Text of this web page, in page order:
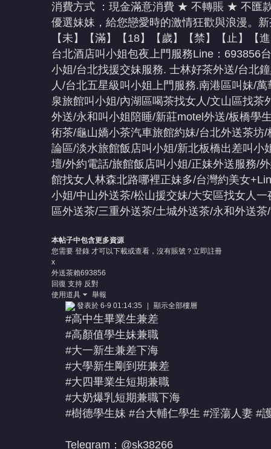
消費方式 ：現金滿意消費 ★ 不轉賬 ★ 不匯
優選妹妹，給您戀愛時的激情狂歡與浪漫。
【未】【滿】【18】【歲】【禁】【止】【
台北酒店叫小姐包夜上門服務Line：693856
小姐/台北找援交妹服務. 士林好茶外送/台北
人/台北五星級叫小姐上門服務.南港區叫妹/
泉旅館叫小姐/內湖區喝茶找女人/文山區找
外送/永和叫小姐陪睡/新莊motel外送/板橋學
術茶/龜山嬌小茶汽車旅館約妹/台北外送茶
論區/淡水旅館飯店叫小姐/新北板橋出差叫
壇/外約電話/旅館飯店叫小姐/正妹外送服務/
館找女人林森北路哪裡正妹多/台灣約美女
小姐/中山外送茶/松山援交妹/大安區找女人
區外送茶/三重外送茶/土城外送茶/永和外送
本帖子中包含更多資源
您需要 登錄才可以下載或查看，沒有賬號？ 立即註冊
x
外送茶賴693856
回復 支持 反對
使用道具
舉報
發表於 6-9 01:14:35 顯示全部樓層
#高中生畢業生兼差
#高顏值學生妹兼職
#大一新生兼差下海
#大學新生剛到班兼差
#大四畢業生短期兼職
#大奶爆乳短期兼職下海
#樹德學生妹 #台大輔仁學生 #淫蕩人妻 #
Telegram：@sk38266